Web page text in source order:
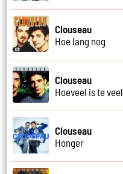
Clouseau
Hoe lang nog
Clouseau
Hoeveel is te veel
Clouseau
Honger